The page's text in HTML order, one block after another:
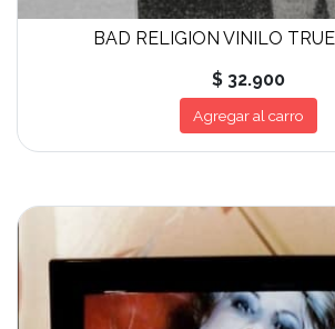
BAD RELIGION VINILO
$ 32.900
Agregar al carro